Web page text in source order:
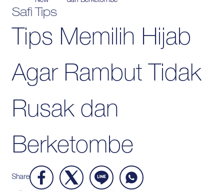
Protection
Wrinkles
Safi Tips
Tips Memilih Hijab
Agar Rambut Tidak
Rusak dan
Berketombe
Share